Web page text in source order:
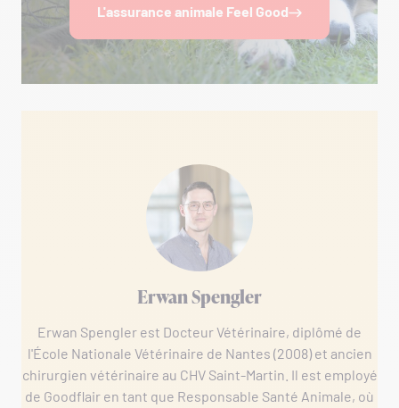
L'assurance animale Feel Good
Erwan Spengler
Erwan Spengler est Docteur Vétérinaire, diplômé de
l'École Nationale Vétérinaire de Nantes (2008) et ancien
chirurgien vétérinaire au CHV Saint-Martin. Il est employé
de Goodflair en tant que Responsable Santé Animale, où